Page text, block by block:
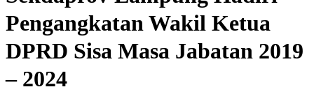
Pengangkatan Wakil Ketua
DPRD Sisa Masa Jabatan 2019
– 2024